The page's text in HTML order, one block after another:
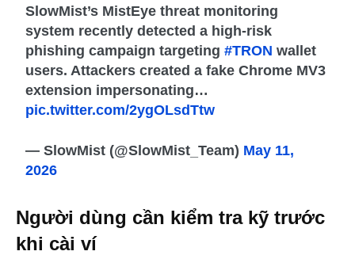
SlowMist’s MistEye threat monitoring
system recently detected a high-risk
phishing campaign targeting#TRON wallet
users. Attackers created a fake Chrome MV3
extension impersonating…
pic.twitter.com/2ygOLsdTtw
— SlowMist (@SlowMist_Team) May 11,
2026
Người dùng cần kiểm tra kỹ trước
khi cài ví